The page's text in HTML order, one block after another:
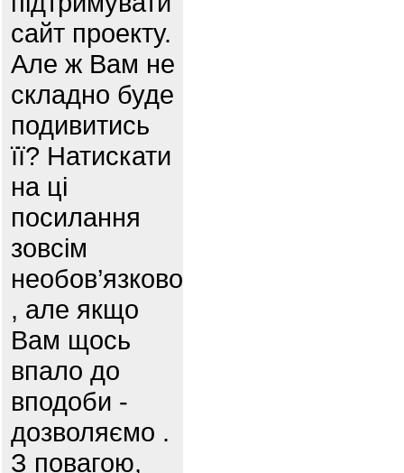
сайт проекту.
Але ж Вам не
складно буде
подивитись
її? Натискати
на ці
посилання
зовсім
необов’язково
, але якщо
Вам щось
впало до
вподоби -
дозволяємо .
З повагою,